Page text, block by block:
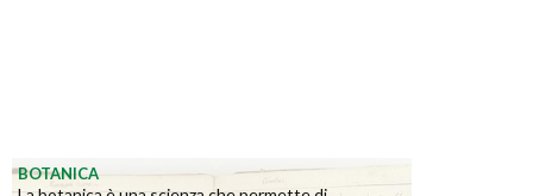
BOTANICA